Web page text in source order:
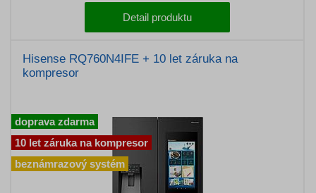
Detail produktu
Hisense RQ760N4IFE + 10 let záruka na
kompresor
doprava zdarma
10 let záruka na kompresor
beznámrazový systém